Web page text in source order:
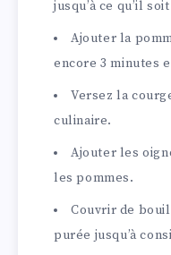
jusqu’à ce qu’il
Ajouter la
encore 3 minutes
Versez la
culinaire.
Ajouter les
les pommes.
Couvrir de
purée jusqu’à